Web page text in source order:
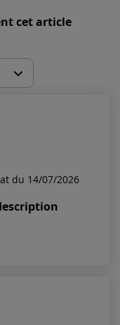
cet article
du 14/07/2026